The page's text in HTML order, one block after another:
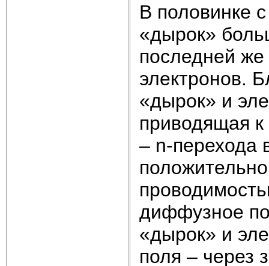
В половинке
«дырок»
последней
электронов.
«дырок» и
приводящая к
– n-перехода
диффузное
«дырок» и
поля – через